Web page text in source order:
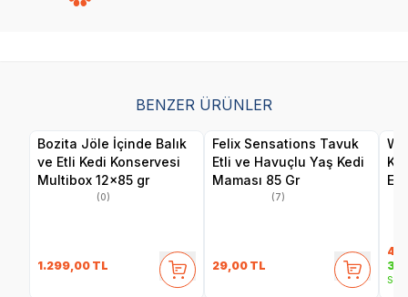
BENZER ÜRÜNLER
Bozita Jöle İçinde Balık
ve Etli Kedi Konservesi
Multibox 12x85 gr
(0)
1.299,00 TL
Felix Sensations Tavuk
Etli ve Havuçlu Yaş Kedi
Maması 85 Gr
(7)
29,00 TL
Eti